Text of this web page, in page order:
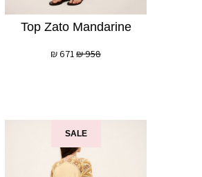
Top Zato Mandarine
958
₪
671
₪
SALE